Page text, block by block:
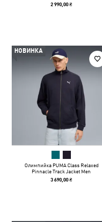
2 990,00 ₴
НОВИНКА
Олимпийка PUMA Class Relaxed
Pinnacle Track Jacket Men
3 690,00 ₴